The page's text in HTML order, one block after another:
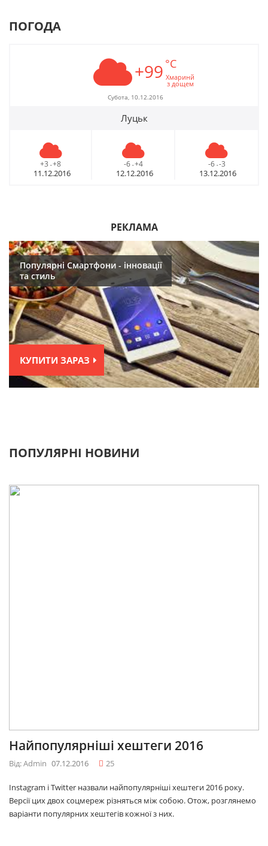
ПОГОДА
+99 °C
Хмаринй
з дощем
Субота, 10.12.2016
Луцьк
+3 - +8
11.12.2016
-6 - +4
12.12.2016
-6 - -3
13.12.2016
РЕКЛАМА
Популярні Смартфони - інновації
та стиль
КУПИТИ ЗАРАЗ
ПОПУЛЯРНІ НОВИНИ
Найпопулярніші хештеги 2016
Від: Admin 07.12.2016 25
Instagram і Twitter назвали найпопулярніші хештеги 2016 року.
Версії цих двох соцмереж різняться між собою. Отож, розглянемо
варіанти популярних хештегів кожної з них.